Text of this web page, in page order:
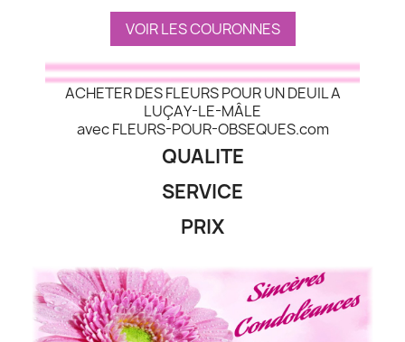
VOIR LES COURONNES
ACHETER DES FLEURS POUR UN DEUIL A
LUÇAY-LE-MÂLE
avec FLEURS-POUR-OBSEQUES.com
QUALITE
SERVICE
PRIX